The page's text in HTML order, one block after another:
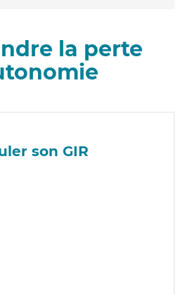
la perte
son GIR